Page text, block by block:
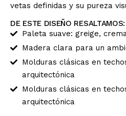
vetas definidas y su pureza
DE ESTE DISEÑO RESALTAMOS:
Paleta suave: greige,
Madera clara para un
Molduras clásicas en
arquitectónica
Molduras clásicas en
arquitectónica